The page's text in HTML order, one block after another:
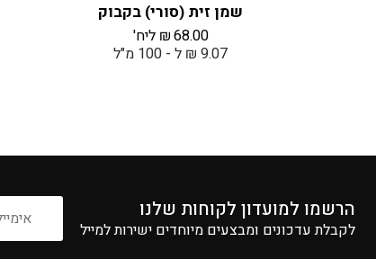
שמן זית (סורי) בקבוק
₪68.00
ליח'
9.07 ₪ ל - 100 מ"ל
הרשמו למועדון לקוחות שלנו
לקבלת עדכונים ומבצעים מיוחדים ישירות למייל